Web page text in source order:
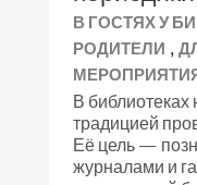
В ГОСТЯХ У
РОДИТЕЛИ ,
В библиотеках
традицией
Её цель —
журналами и